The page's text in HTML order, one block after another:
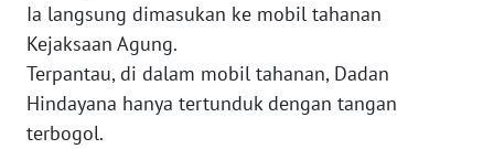
Ia langsung dimasukan ke mobil tahanan
Kejaksaan Agung.
Terpantau, di dalam mobil tahanan, Dadan
Hindayana hanya tertunduk dengan tangan
terbogol.
WN
BANTEN
WN
NTT